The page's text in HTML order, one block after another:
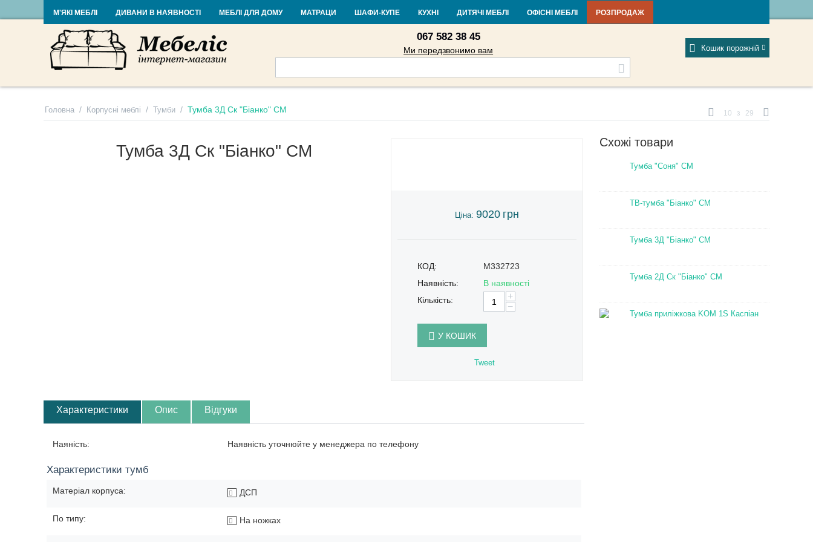
RU UA Контакти Доставка і оплата Гарантія та повернення Кредит Статті та новини Фабрики
067 582 38 45
Ми передзвонимо вам Кошик порожній
М'ЯКІ МЕБЛІ ДИВАНИ В НАЯВНОСТІ МЕБЛІ ДЛЯ ДОМУ МАТРАЦИ ШАФИ-КУПЕ КУХНІ ДИТЯЧІ МЕБЛІ ОФІСНІ МЕБЛІ РОЗПРОДАЖ
Головна / Корпусні меблі / Тумби / Тумба 3Д Ск "Біанко" СМ 10 з 29
Тумба 3Д Ск "Біанко" СМ
Ціна: 9020 грн
КОД:
M332723
Наявність:
В наявності
Кількість:
+
−
У КОШИК
Tweet
Характеристики Опис Відгуки
Наяність: Наявність уточнюйте у менеджера по телефону
Характеристики тумб
Матеріал корпуса: ДСП
По типу: На ножках
Схожі товари
Тумба "Соня" СМ
ТВ-тумба "Біанко" СМ
Тумба 3Д "Біанко" СМ
Тумба 2Д Ск "Біанко" СМ
Тумба приліжкова KOM 1S Каспіан